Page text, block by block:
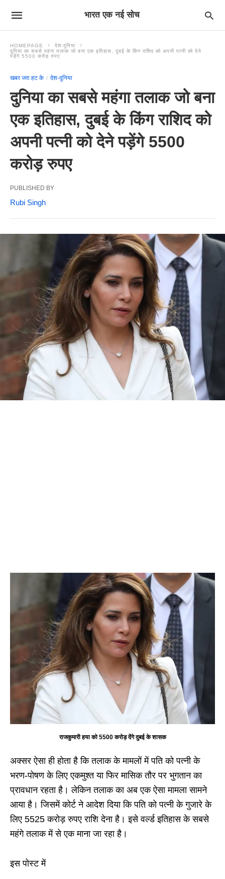
भारत एक नई सोच
HOMEPAGE
देश-दुनिया
दुनिया का सबसे महंगा तलाक जो बना एक इतिहास, दुबई के किंग राशिद को अपनी पत्नी को देने
पड़ेंगे 5500 करोड़ रुपए
खबर जरा हट के देश-दुनिया
दुनिया का सबसे महंगा तलाक जो बना
एक इतिहास, दुबई के किंग राशिद को
अपनी पत्नी को देने पड़ेंगे 5500
करोड़ रुपए
PUBLISHED BY
Rubi Singh
राजकुमारी हया को 5500 करोड़ देंगे दुबई के शासक
अक्सर ऐसा ही होता है कि तलाक के मामलों में पति को पत्नी के
भरण-पोषण के लिए एकमुश्त या फिर मासिक तौर पर भुगतान का
प्रावधान रहता है। लेकिन तलाक का अब एक ऐसा मामला सामने
आया है। जिसमें कोर्ट ने आदेश दिया कि पति को पत्नी के गुजारे के
लिए 5525 करोड़ रुपए राशि देना है। इसे वर्ल्ड इतिहास के सबसे
महंगे तलाक में से एक माना जा रहा है।
इस पोस्ट में